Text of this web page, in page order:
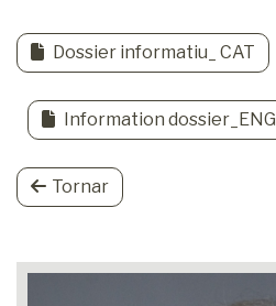
Dossier informatiu_ CAT
Information dossier_ENG
Tornar